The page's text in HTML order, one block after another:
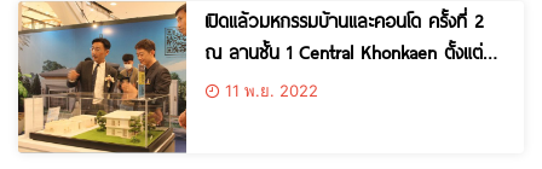
เปิดแล้วมหกรรมบ้านและคอนโด ครั้งที่ 2
ณ ลานชั้น 1 Central Khonkaen ตั้งแต่วัน
ที่ 9-13 พฤศจิกายน 2565
11 พ.ย. 2022